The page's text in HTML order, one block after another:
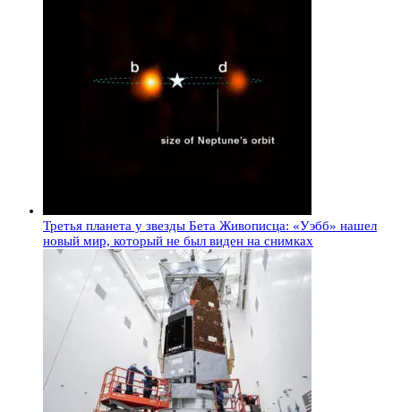
Третья планета у звезды Бета Живописца: «Уэбб» нашел
новый мир, который не был виден на снимках